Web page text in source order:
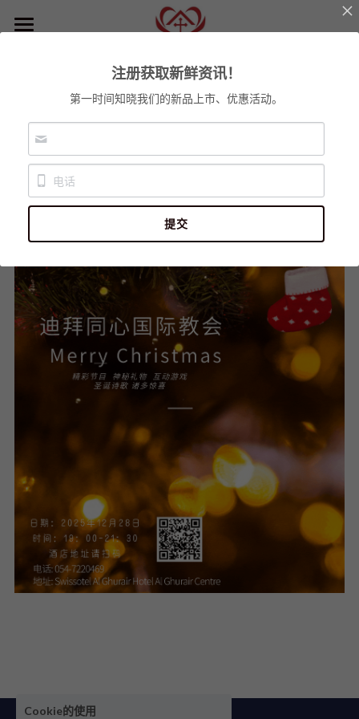
关于我们
信仰立场
联络我们
各堂崇拜
最新资讯
2025青少年营会
2025儿童冬令营
阿布扎比圣诞音乐会
迪拜圣诞之夜
门徒训练
登录/注册
搜索
迪拜同心国际教会
Cookie的使用
注册获取新鲜资讯！
第一时间知晓我们的新品上市、优惠活动。
提交